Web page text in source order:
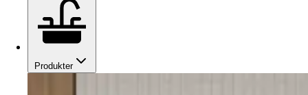
Produkter